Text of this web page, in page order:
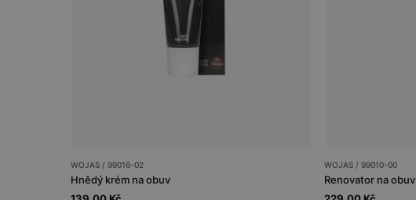
WOJAS / 99016-02
Hnědý krém na obuv
WOJAS / 99010-00
Renovator na obuv